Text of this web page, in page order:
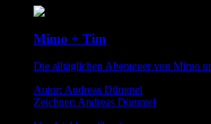
Mimo + Tim
Die alltäglichen Abenteuer von Mimo
Autor: Andreas Dümmel
Zeichner: Andreas Dümmel